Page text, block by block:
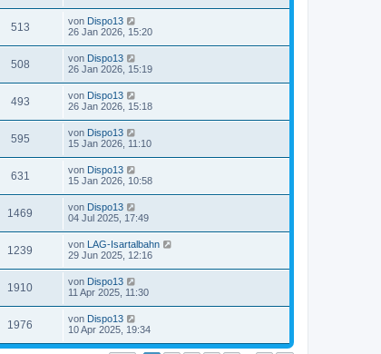
513 von Dispo13
26 Jan 2026, 15:20
508 von Dispo13
26 Jan 2026, 15:19
493 von Dispo13
26 Jan 2026, 15:18
595 von Dispo13
15 Jan 2026, 11:10
631 von Dispo13
15 Jan 2026, 10:58
1469 von Dispo13
04 Jul 2025, 17:49
1239 von LAG-Isartalbahn
29 Jun 2025, 12:16
1910 von Dispo13
11 Apr 2025, 11:30
1976 von Dispo13
10 Apr 2025, 19:34